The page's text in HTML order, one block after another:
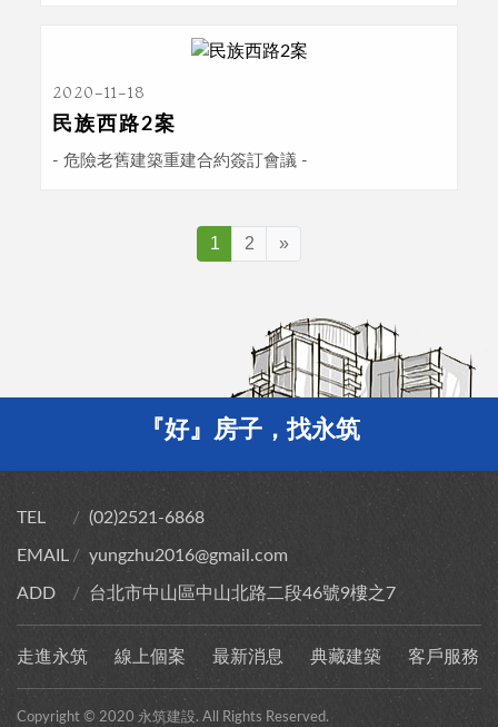
2020-11-18
民族西路2案
- 危險老舊建築重建合約簽訂會議 -
1 2 »
『好』房子，找永筑
TEL (02)2521-6868
EMAIL yungzhu2016@gmail.com
ADD 台北市中山區中山北路二段46號9樓之7
走進永筑 線上個案 最新消息 典藏建築 客戶服務
Copyright © 2020 永筑建設. All Rights Reserved.